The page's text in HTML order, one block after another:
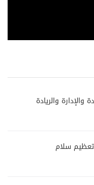
والإدارة والريادة
سلام